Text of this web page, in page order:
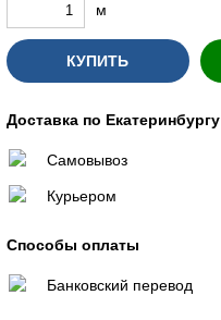
м
КУПИТЬ
Доставка по Екатеринбургу
Самовывоз
Курьером
Способы оплаты
Банковский перевод